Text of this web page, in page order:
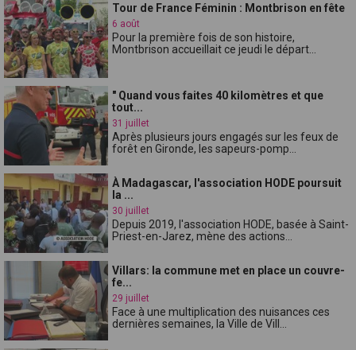
Tour de France Féminin : Montbrison en fête
6 août
Pour la première fois de son histoire,
Montbrison accueillait ce jeudi le départ...
" Quand vous faites 40 kilomètres et que
tout...
31 juillet
Après plusieurs jours engagés sur les feux de
forêt en Gironde, les sapeurs-pomp...
À Madagascar, l'association HODE poursuit
la ...
30 juillet
Depuis 2019, l'association HODE, basée à Saint-
Priest-en-Jarez, mène des actions...
Villars: la commune met en place un couvre-
fe...
29 juillet
Face à une multiplication des nuisances ces
dernières semaines, la Ville de Vill...